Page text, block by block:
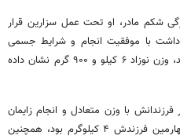
شکم مادر، او تحت عمل سزارین قرار
با موفقیت انجام و شرایط جسمی
مادر نیز بلافاصله کنترل شد. پس از تولد، وزن نوزاد ۶ کیلو و ۹۰۰ گرم نشان داده
با وزن متعادل و انجام زایمان
طبیعی متولد شده بودند و فقط وزن چهارمین فرزندش ۴ کیلوگرم بود، همچنین